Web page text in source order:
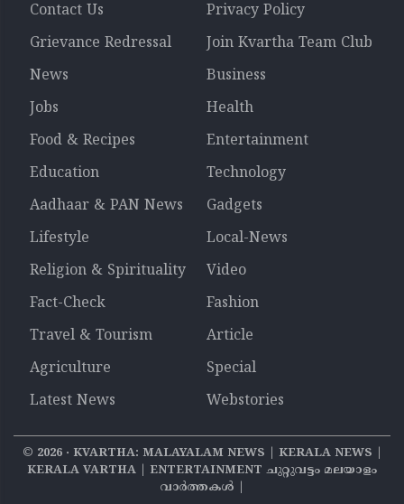
Contact Us
Privacy Policy
Grievance Redressal
Join Kvartha Team Club
News
Business
Jobs
Health
Food & Recipes
Entertainment
Education
Technology
Aadhaar & PAN News
Gadgets
Lifestyle
Local-News
Religion & Spirituality
Video
Fact-Check
Fashion
Travel & Tourism
Article
Agriculture
Special
Latest News
Webstories
© 2026‧ KVARTHA: MALAYALAM NEWS | KERALA NEWS |
KERALA VARTHA | ENTERTAINMENT ചുറ്റുവട്ടം മലയാളം
വാര്‍ത്തകൾ |